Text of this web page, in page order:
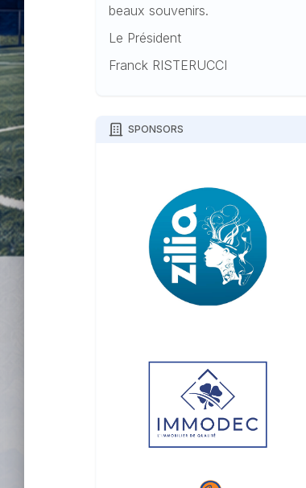
beaux souvenirs.
Le Président
Franck RISTERUCCI
SPONSORS